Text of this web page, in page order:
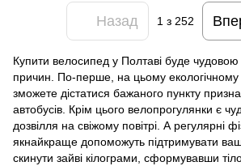
Назад 1 з 252
Купити велосипед у Полтаві буде чудовою
причин. По-перше, на цьому екологічному
зможете дістатися бажаного пункту
автобусів. Крім цього велопрогулянки є
дозвілля на свіжому повітрі. А регулярні
якнайкраще допоможуть підтримувати
скинути зайві кілограми, сформувавши